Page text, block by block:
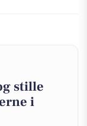
stille
i